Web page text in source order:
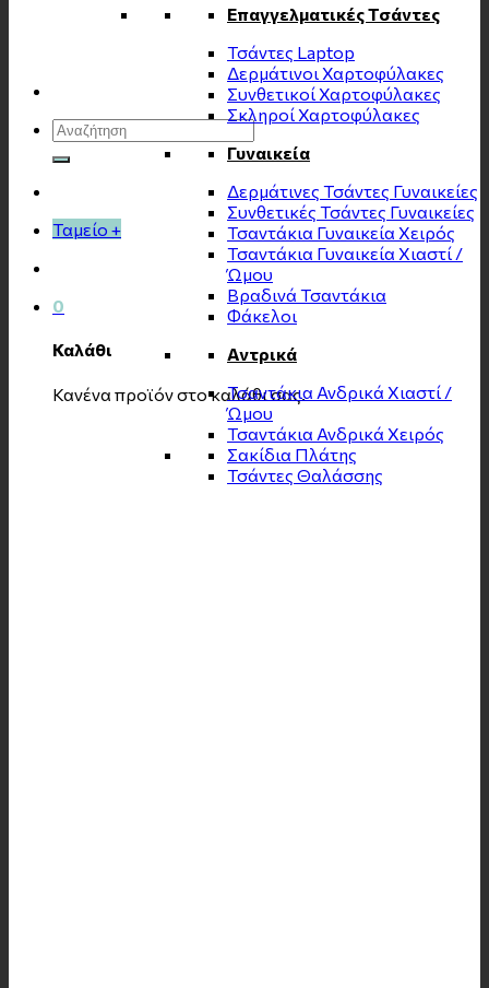
Αναζήτηση
για:
Ταμείο +
0
Καλάθι
Κανένα προϊόν στο καλάθι σας.
Επαγγελματικές Τσάντες
Τσάντες Laptop
Δερμάτινοι Χαρτοφύλακες
Συνθετικοί Χαρτοφύλακες
Σκληροί Χαρτοφύλακες
Γυναικεία
Δερμάτινες Τσάντες Γυναικείες
Συνθετικές Τσάντες Γυναικείες
Τσαντάκια Γυναικεία Χειρός
Τσαντάκια Γυναικεία Χιαστί /
Ώμου
Βραδινά Τσαντάκια
Φάκελοι
Αντρικά
Τσαντάκια Ανδρικά Χιαστί /
Ώμου
Τσαντάκια Ανδρικά Χειρός
Σακίδια Πλάτης
Τσάντες Θαλάσσης